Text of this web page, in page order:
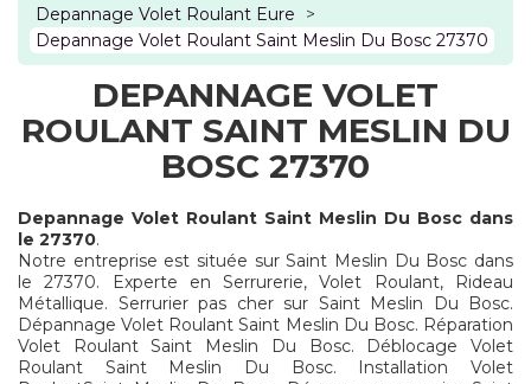
Depannage Volet Roulant Eure
>
Depannage Volet Roulant Saint Meslin Du Bosc 27370
DEPANNAGE VOLET
ROULANT SAINT MESLIN DU
BOSC 27370
Depannage Volet Roulant Saint Meslin Du Bosc dans
le 27370.
Notre entreprise est située sur Saint Meslin Du Bosc dans
le 27370. Experte en Serrurerie, Volet Roulant, Rideau
Métallique. Serrurier pas cher sur Saint Meslin Du Bosc.
Dépannage Volet Roulant Saint Meslin Du Bosc. Réparation
Volet Roulant Saint Meslin Du Bosc. Déblocage Volet
Roulant Saint Meslin Du Bosc. Installation Volet